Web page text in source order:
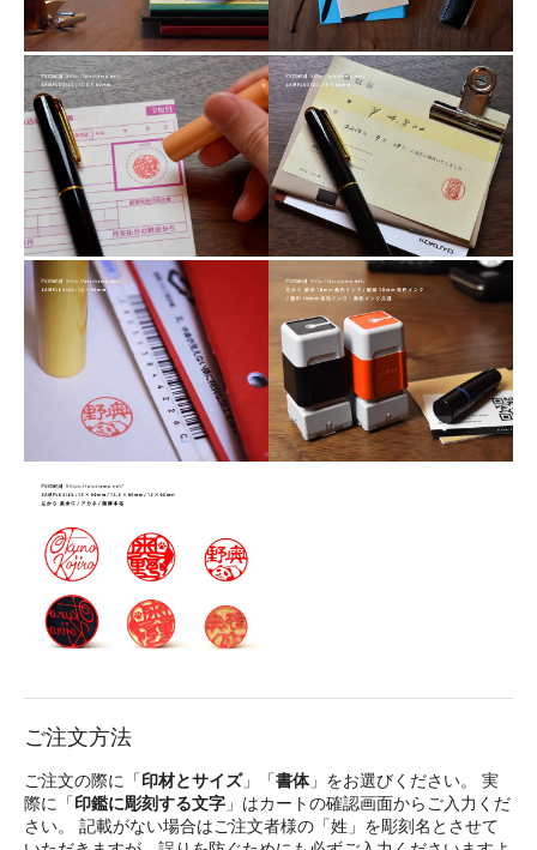
ご注文方法
ご注文の際に「印材とサイズ」「書体」をお選びください。 実
際に「印鑑に彫刻する文字 」はカートの確認画面からご入力くだ
さい。 記載がない場合はご注文者様の「姓」を彫刻名とさせて